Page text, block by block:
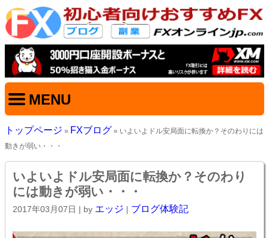
MENU
トップページ » FXブログ » いよいよドル安局面に転換か？そのわりには
動きが弱い・・・
いよいよドル安局面に転換か？そのわり
には動きが弱い・・・
2017年03月07日 | by エッジ | ブログ体験記